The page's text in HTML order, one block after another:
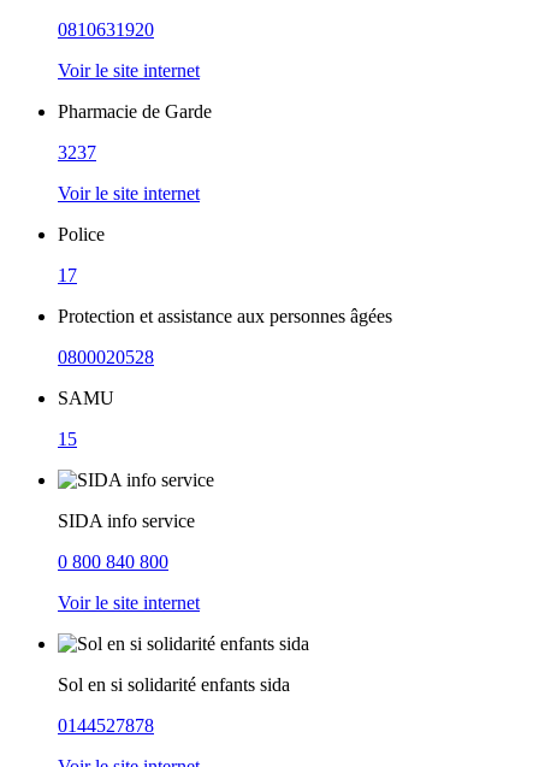
0810631920
Voir le site internet
Pharmacie de Garde
3237
Voir le site internet
Police
17
Protection et assistance aux personnes âgées
0800020528
SAMU
15
SIDA info service
0 800 840 800
Voir le site internet
Sol en si solidarité enfants sida
0144527878